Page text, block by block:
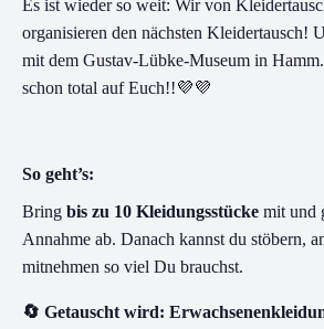
Es ist wieder so weit: Wir von
organisieren den nächsten Kleidertausch!
mit dem Gustav-Lübke-Museum in
schon total auf Euch!!💜💜
So geht’s:
Bring bis zu 10 Kleidungsstücke mit und
Annahme ab. Danach kannst du stöbern,
mitnehmen so viel Du brauchst.
🔄 Getauscht wird: